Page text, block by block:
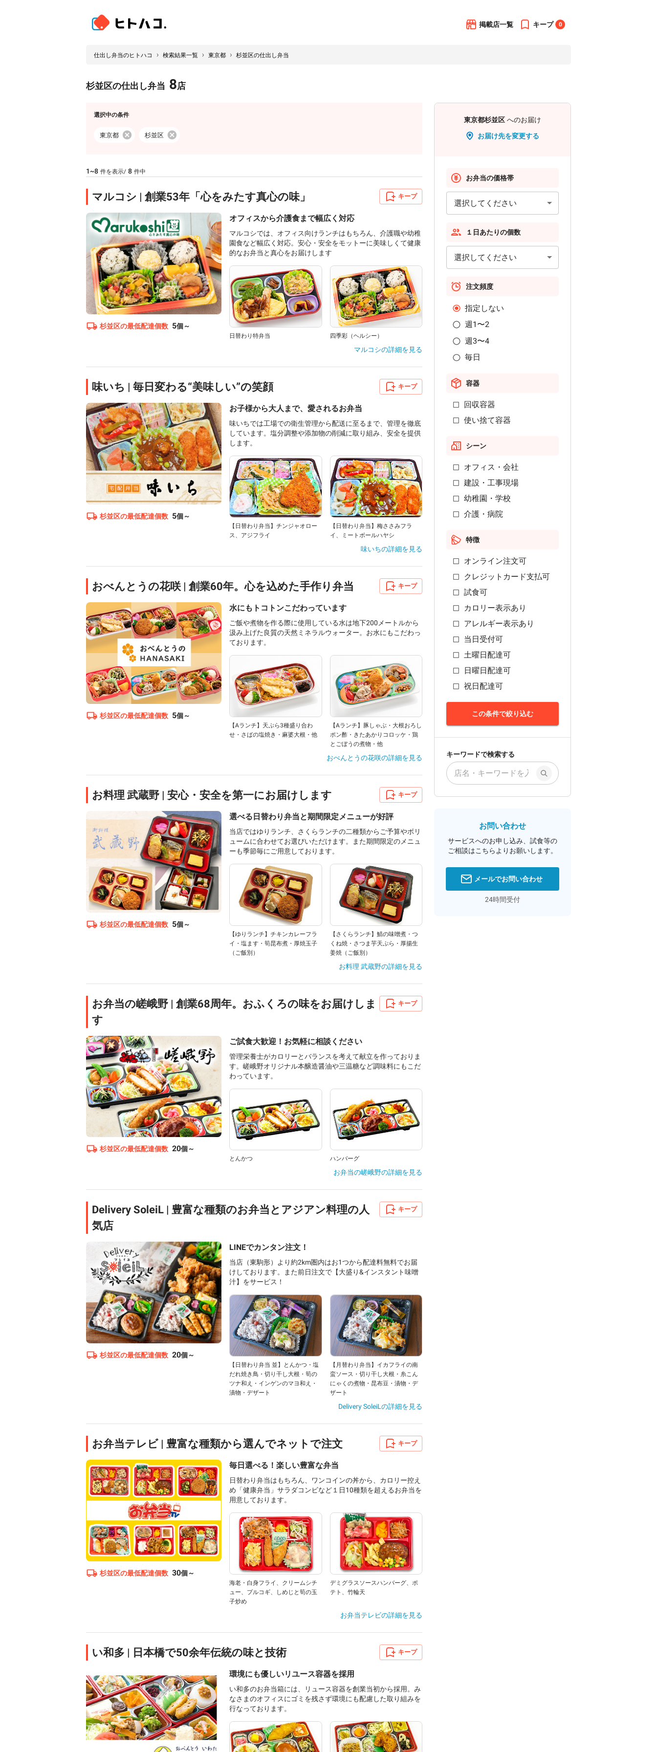
掲載店一覧 キープ 0
仕出し弁当のヒトハコ › 検索結果一覧 › 東京都 › 杉並区の仕出し弁当
杉並区の仕出し弁当 8店
選択中の条件
東京都 杉並区
1~8 件を表示/ 8 件中
マルコシ | 創業53年「心をみたす真心の味」 キープ
杉並区の最低配達個数 5個～
オフィスから介護食まで幅広く対応
マルコシでは、オフィス向けランチはもちろん、介護職や幼稚
園食など幅広く対応。安心・安全をモットーに美味しくて健康
的なお弁当と真心をお届けします
日替わり特弁当 四季彩（ヘルシー）
マルコシの詳細を見る
味いち | 毎日変わる“美味しい”の笑顔 キープ
杉並区の最低配達個数 5個～
お子様から大人まで、愛されるお弁当
味いちでは工場での衛生管理から配送に至るまで、管理を徹底
しています。塩分調整や添加物の削減に取り組み、安全を提供
します。
【日替わり弁当】チンジャオロー
ス、アジフライ
【日替わり弁当】梅ささみフラ
イ、ミートボールハヤシ
味いちの詳細を見る
おべんとうの花咲 | 創業60年。心を込めた手作り弁当 キープ
杉並区の最低配達個数 5個～
水にもトコトンこだわっています
ご飯や煮物を作る際に使用している水は地下200メートルから
汲み上げた良質の天然ミネラルウォーター。お水にもこだわっ
ております。
【Aランチ】天ぷら3種盛り合わ
せ・さばの塩焼き・麻婆大根・他
【Aランチ】豚しゃぶ・大根おろし
ポン酢・きたあかりコロッケ・鶏
とごぼうの煮物・他
おべんとうの花咲の詳細を見る
お料理 武蔵野 | 安心・安全を第一にお届けします キープ
杉並区の最低配達個数 5個～
選べる日替わり弁当と期間限定メニューが好評
当店ではゆりランチ、さくらランチの二種類からご予算やボリ
ュームに合わせてお選びいただけます。また期間限定のメニュ
ーも季節毎にご用意しております。
【ゆりランチ】チキンカレーフラ
イ・塩ます・筍昆布煮・厚焼玉子
（ご飯別）
【さくらランチ】鯖の味噌煮・つ
くね焼・さつま芋天ぷら・厚揚生
姜焼（ご飯別）
お料理 武蔵野の詳細を見る
お弁当の嵯峨野 | 創業68周年。おふくろの味をお届けしま
す
キープ
杉並区の最低配達個数 20個～
ご試食大歓迎！お気軽に相談ください
管理栄養士がカロリーとバランスを考えて献立を作っておりま
す。嵯峨野オリジナル本醸造醤油や三温糖など調味料にもこだ
わっています。
とんかつ ハンバーグ
お弁当の嵯峨野の詳細を見る
Delivery SoleiL | 豊富な種類のお弁当とアジアン料理の人
気店
キープ
杉並区の最低配達個数 20個～
LINEでカンタン注文！
当店（東駒形）より約2km圏内はお1つから配達料無料でお届
けしております。また前日注文で【大盛り&インスタント味噌
汁】をサービス！
【日替わり弁当 並】とんかつ・塩
だれ焼き鳥・切り干し大根・筍の
ツナ和え・インゲンのマヨ和え・
漬物・デザート
【月替わり弁当】イカフライの南
蛮ソース・切り干し大根・糸こん
にゃくの煮物・昆布豆・漬物・デ
ザート
Delivery SoleiLの詳細を見る
お弁当テレビ | 豊富な種類から選んでネットで注文 キープ
杉並区の最低配達個数 30個～
毎日選べる！楽しい豊富な弁当
日替わり弁当はもちろん、ワンコインの丼から、カロリー控え
め「健康弁当」サラダコンビなど１日10種類を超えるお弁当を
用意しております。
海老・白身フライ、クリームシチ
ュー、プルコギ、しめじと筍の玉
子炒め
デミグラスソースハンバーグ、ポ
テト、竹輪天
お弁当テレビの詳細を見る
い和多 | 日本橋で50余年伝統の味と技術 キープ
環境にも優しいリユース容器を採用
い和多のお弁当箱には、リュース容器を創業当初から採用。み
なさまのオフィスにゴミを残さず環境にも配慮した取り組みを
行なっております。
東京都杉並区 へのお届け
お届け先を変更する
お弁当の価格帯
選択してください
１日あたりの個数
選択してください
注文頻度
指定しない
週1〜2
週3〜4
毎日
容器
回収容器
使い捨て容器
シーン
オフィス・会社
建設・工事現場
幼稚園・学校
介護・病院
特徴
オンライン注文可
クレジットカード支払可
試食可
カロリー表示あり
アレルギー表示あり
当日受付可
土曜日配達可
日曜日配達可
祝日配達可
この条件で絞り込む
キーワードで検索する
お問い合わせ
サービスへのお申し込み、試食等の
ご相談はこちらよりお願いします。
メールでお問い合わせ
24時間受付